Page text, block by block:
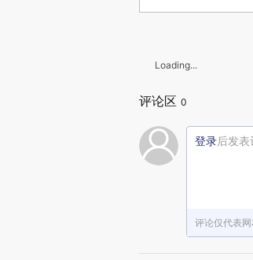
Loading...
评论区 0
登录后发
评论仅代表